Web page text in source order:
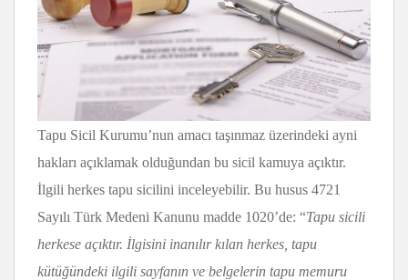
Tapu Sicil Kurumu’nun amacı taşınmaz üzerindeki ayni
hakları açıklamak olduğundan bu sicil kamuya açıktır.
İlgili herkes tapu sicilini inceleyebilir. Bu husus 4721
Sayılı Türk Medeni Kanunu madde 1020’de: “Tapu sicili
herkese açıktır. İlgisini inanılır kılan herkes, tapu
kütüğündeki ilgili sayfanın ve belgelerin tapu memuru